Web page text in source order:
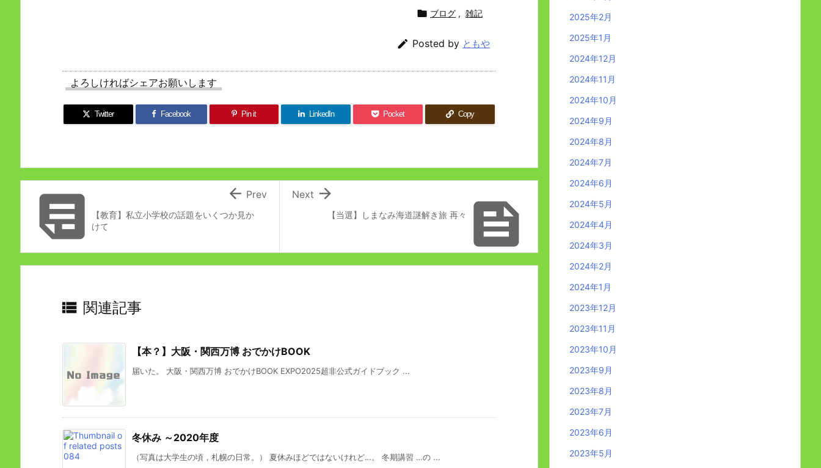
 ブログ , 雑記
 Posted by ともや
よろしければシェアお願いします
Twitter Facebook Pin it LinkedIn Pocket Copy

【当選】しまなみ海道謎解き旅 再々

Next
 【教育】私立小学校の話題をいくつか見か
けて
 Prev
 関連記事
【本？】大阪・関西万博 おでかけBOOK
届いた。 大阪・関西万博 おでかけBOOK EXPO2025超非公式ガイドブック ...
冬休み ～2020年度
（写真は大学生の頃，札幌の日常。） 夏休みほどではないけれど…。 冬期講習 …の ...
2025年2月
2025年1月
2024年12月
2024年11月
2024年10月
2024年9月
2024年8月
2024年7月
2024年6月
2024年5月
2024年4月
2024年3月
2024年2月
2024年1月
2023年12月
2023年11月
2023年10月
2023年9月
2023年8月
2023年7月
2023年6月
2023年5月